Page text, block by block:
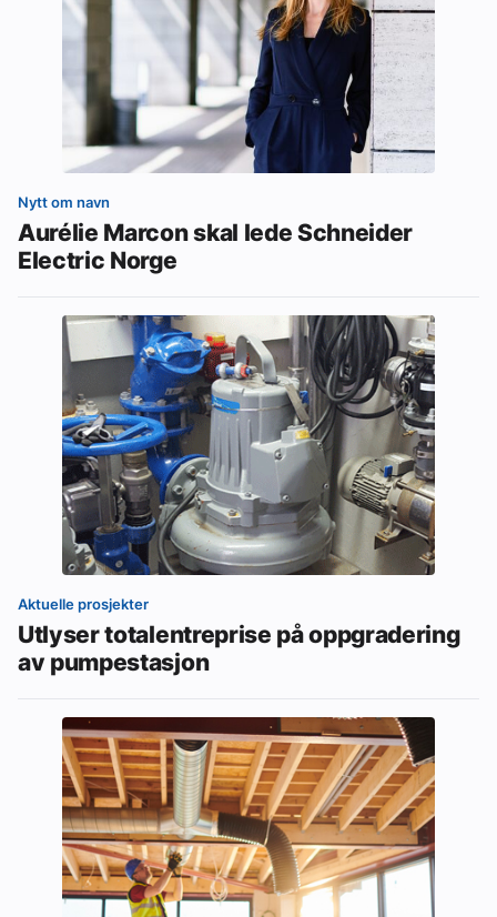
Nytt om navn
Aurélie Marcon skal lede Schneider
Electric Norge
Aktuelle prosjekter
Utlyser totalentreprise på oppgradering
av pumpestasjon